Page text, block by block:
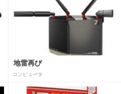
地雷再び
コンピュータ